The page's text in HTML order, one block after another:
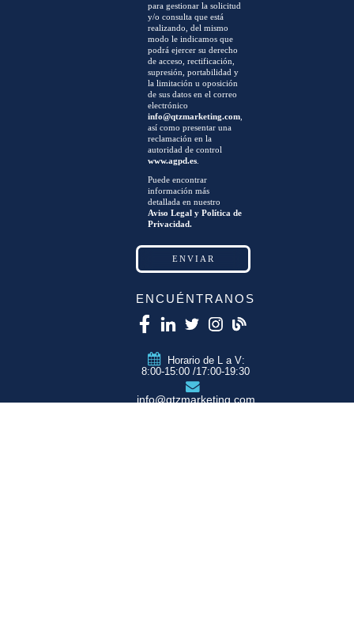
para gestionar la solicitud
y/o consulta que está
realizando, del mismo
modo le indicamos que
podrá ejercer su derecho
de acceso, rectificación,
supresión, portabilidad y
la limitación u oposición
de sus datos en el correo
electrónico
info@qtzmarketing.com
así como presentar una
reclamación en la
autoridad de control
www.agpd.es
Puede encontrar
información más
detallada en nuestro
Aviso Legal y Política de
Privacidad.
ENCUÉNTRANOS
Horario de L a V:
8:00-15:00 /17:00-19:30
info@qtzmarketing.com